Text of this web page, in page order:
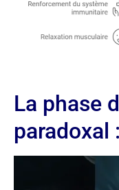
La phase
paradoxal